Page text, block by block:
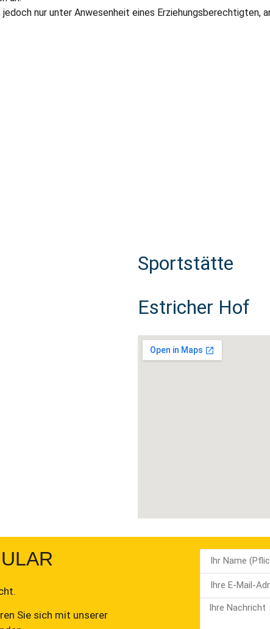
nur unter Anwesenheit eines Erziehungsberechtigten,
Sportstätte
Estricher Hof
Sie sich mit unserer